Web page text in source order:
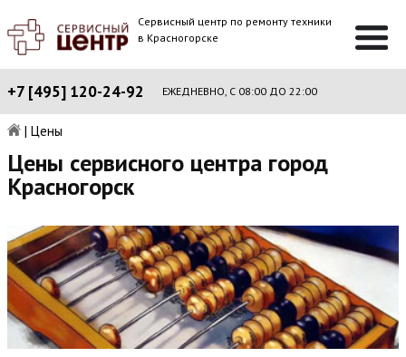
Сервисный центр по ремонту техники
в Красногорске
+7 [495] 120-24-92 ЕЖЕДНЕВНО, С 08:00 ДО 22:00
| Цены
Цены сервисного центра город
Красногорск